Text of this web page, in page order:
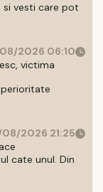
vesti care pot
2026 06:10
victima
2026 21:25
cate unul. Din